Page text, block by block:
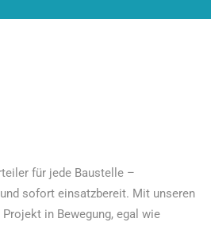
für jede Baustelle –
sofort einsatzbereit. Mit unseren
in Bewegung, egal wie